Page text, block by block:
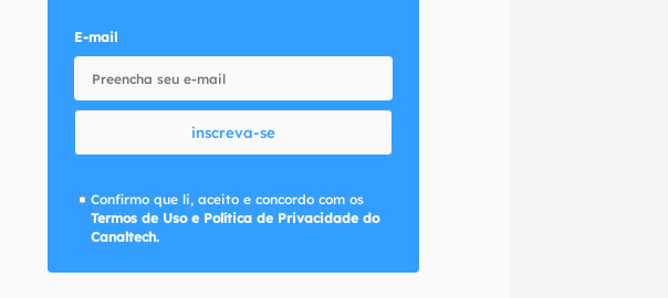
E-mail
inscreva-se
Confirmo que li, aceito e concordo com os
Termos de Uso e Política de Privacidade do
Canaltech.